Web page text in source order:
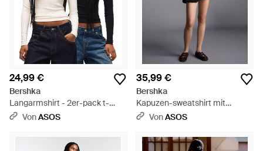
24,99 €
Bershka
Langarmshirt - 2er-pack t-
shirts - Schwarz
VonASOS
35,99 €
Bershka
Kapuzen-sweatshirt mit
reißverschluss und bindegürtel
VonASOS